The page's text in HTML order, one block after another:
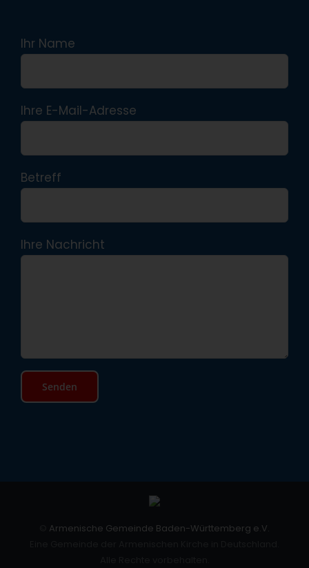
Ihr Name
Ihre E-Mail-Adresse
Betreff
Ihre Nachricht
Armenische Gemeinde Baden-Württemberg e.V.